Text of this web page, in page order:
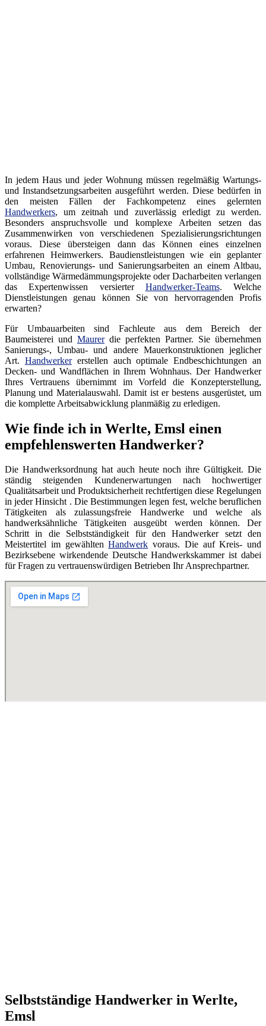
In jedem Haus und jeder Wohnung müssen regelmäßig Wartungs-
und Instandsetzungsarbeiten ausgeführt werden. Diese bedürfen in
den meisten Fällen der Fachkompetenz eines gelernten
Handwerkers, um zeitnah und zuverlässig erledigt zu werden.
Besonders anspruchsvolle und komplexe Arbeiten setzen das
Zusammenwirken von verschiedenen Spezialisierungsrichtungen
voraus. Diese übersteigen dann das Können eines einzelnen
erfahrenen Heimwerkers. Baudienstleistungen wie ein geplanter
Umbau, Renovierungs- und Sanierungsarbeiten an einem Altbau,
vollständige Wärmedämmungsprojekte oder Dacharbeiten verlangen
das Expertenwissen versierter Handwerker-Teams. Welche
Dienstleistungen genau können Sie von hervorragenden Profis
erwarten?
Für Umbauarbeiten sind Fachleute aus dem Bereich der
Baumeisterei und Maurerdie perfekten Partner. Sie übernehmen
Sanierungs-, Umbau- und andere Mauerkonstruktionen jeglicher
Art. Handwerkererstellen auch optimale Endbeschichtungen an
Decken- und Wandflächen in Ihrem Wohnhaus. Der Handwerker
Ihres Vertrauens übernimmt im Vorfeld die Konzepterstellung,
Planung und Materialauswahl. Damit ist er bestens ausgerüstet, um
die komplette Arbeitsabwicklung planmäßig zu erledigen.
Wie finde ich in Werlte, Emsl einen
empfehlenswerten Handwerker?
Die Handwerksordnung hat auch heute noch ihre Gültigkeit. Die
ständig steigenden Kundenerwartungen nach hochwertiger
Qualitätsarbeit und Produktsicherheit rechtfertigen diese Regelungen
in jeder Hinsicht . Die Bestimmungen legen fest, welche beruflichen
Tätigkeiten als zulassungsfreie Handwerke und welche als
handwerksähnliche Tätigkeiten ausgeübt werden können. Der
Schritt in die Selbstständigkeit für den Handwerker setzt den
Meistertitel im gewähltenHandwerk voraus. Die auf Kreis- und
Bezirksebene wirkendende Deutsche Handwerkskammer ist dabei
für Fragen zu vertrauenswürdigen Betrieben Ihr Ansprechpartner.
Selbstständige Handwerker in Werlte,
Emsl